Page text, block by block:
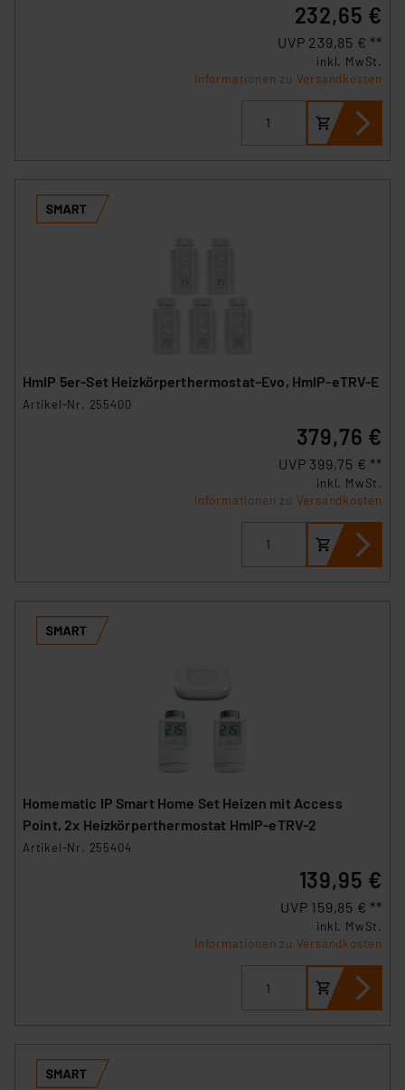
232,65 €
UVP 239,85 € **
inkl. MwSt.
Informationen zu Versandkosten
HmIP 5er-Set Heizkörperthermostat–Evo, HmIP-eTRV-E
Artikel-Nr. 255400
379,76 €
UVP 399,75 € **
inkl. MwSt.
Informationen zu Versandkosten
Homematic IP Smart Home Set Heizen mit Access
Point, 2x Heizkörperthermostat HmIP-eTRV-2
Artikel-Nr. 255404
139,95 €
UVP 159,85 € **
inkl. MwSt.
Informationen zu Versandkosten